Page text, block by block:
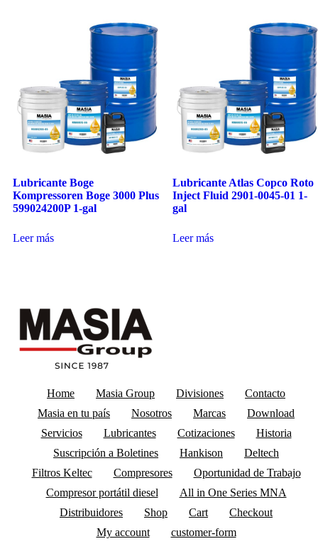
Lubricante Boge
Kompressoren Boge 3000 Plus
599024200P 1-gal
Leer más
Lubricante Atlas Copco Roto
Inject Fluid 2901-0045-01 1-
gal
Leer más
Home Masia Group Divisiones
Contacto
Masia en tu país
Nosotros Marcas
Download
Servicios
Lubricantes Cotizaciones
Historia
Suscripción a Boletines
Hankison
Deltech
Filtros Keltec
Compresores
Oportunidad de Trabajo
Compresor portátil diesel
All in One Series MNA
Distribuidores
Shop Cart
Checkout
My account
customer-form